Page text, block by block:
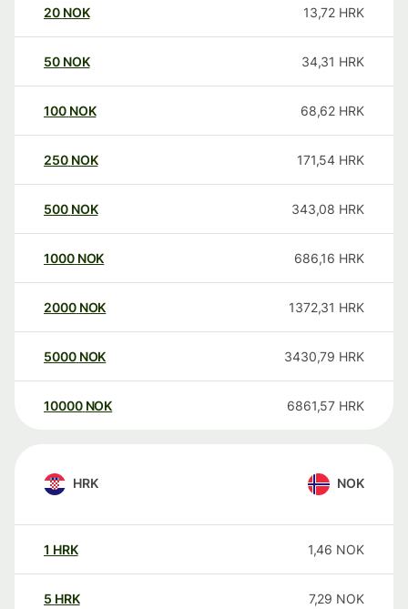
20 NOK 13,72 HRK
50 NOK 34,31 HRK
100 NOK 68,62 HRK
250 NOK 171,54 HRK
500 NOK 343,08 HRK
1000 NOK 686,16 HRK
2000 NOK 1372,31 HRK
5000 NOK 3430,79 HRK
10000 NOK 6861,57 HRK
HRK NOK
1 HRK 1,46 NOK
5 HRK 7,29 NOK